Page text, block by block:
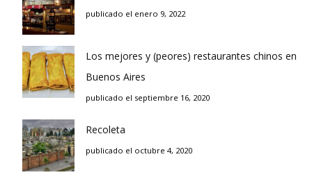
publicado el enero 9, 2022
Los mejores y (peores) restaurantes chinos en
Buenos Aires
publicado el septiembre 16, 2020
Recoleta
publicado el octubre 4, 2020